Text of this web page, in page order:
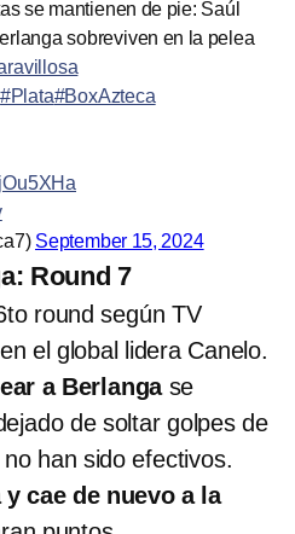
se mantienen de pie: Saúl
sobreviven en la pelea
#Plata#BoxAzteca
September 15, 2024
Round 7
round según TV
el global lidera Canelo.
a Berlangase
de soltar golpes de
han sido efectivos.
cae de nuevo a la